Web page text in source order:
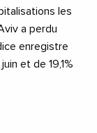
les
a perdu
enregistre
et de 19,1%